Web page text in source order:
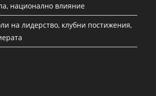
национално влияние
на лидерство, клубни постижения,